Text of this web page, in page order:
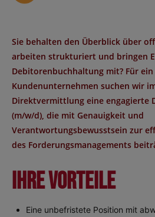
Sie behalten den Überblick über
arbeiten strukturiert und bringen
Debitorenbuchhaltung mit? Für
Kundenunternehmen suchen wir
Direktvermittlung eine engagierte
(m/w/d), die mit Genauigkeit und
Verantwortungsbewusstsein zur
des Forderungsmanagements
Ihre Vorteile
Eine unbefristete Position mit